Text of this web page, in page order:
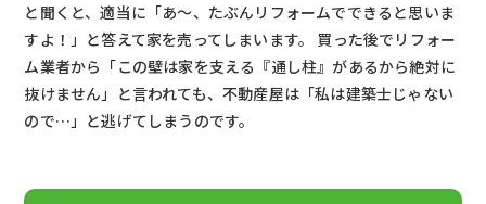
と聞くと、適当に「あ〜、たぶんリフォームでできると思いま
すよ！」と答えて家を売ってしまいます。 買った後でリフォー
ム業者から「この壁は家を支える『通し柱』があるから絶対に
抜けません」と言われても、不動産屋は「私は建築士じゃない
ので…」と逃げてしまうのです。